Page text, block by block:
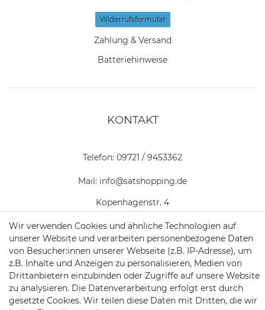
Widerrufs­formular
Zahlung & Versand
Batteriehinweise
KONTAKT
Telefon: 09721 / 9453362
Mail: info@satshopping.de
Kopenhagenstr. 4
97424 Schweinfurt
Wir verwenden Cookies und ähnliche Technologien auf
unserer Website und verarbeiten personenbezogene Daten
von Besucher:innen unserer Webseite (z.B. IP-Adresse), um
z.B. Inhalte und Anzeigen zu personalisieren, Medien von
Drittanbietern einzubinden oder Zugriffe auf unsere Website
zu analysieren. Die Datenverarbeitung erfolgt erst durch
gesetzte Cookies. Wir teilen diese Daten mit Dritten, die wir